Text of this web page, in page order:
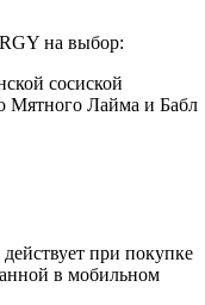
на выбор:
сосиской
Мятного Лайма и Бабл
при покупке
в мобильном